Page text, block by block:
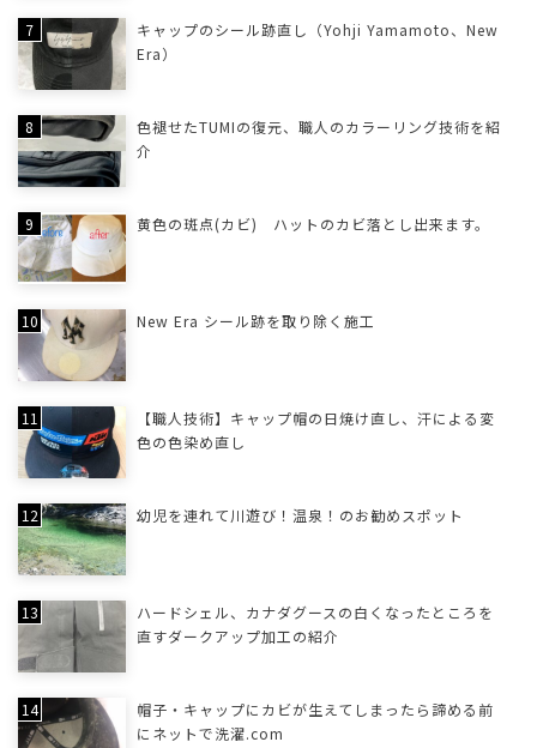
キャップのシール跡直し（Yohji Yamamoto、New
Era）
色褪せたTUMIの復元、職人のカラーリング技術を紹
介
黄色の斑点(カビ) ハットのカビ落とし出来ます。
New Era シール跡を取り除く施工
【職人技術】キャップ帽の日焼け直し、汗による変
色の色染め直し
幼児を連れて川遊び！温泉！のお勧めスポット
ハードシェル、カナダグースの白くなったところを
直すダークアップ加工の紹介
帽子・キャップにカビが生えてしまったら諦める前
にネットで洗濯.com